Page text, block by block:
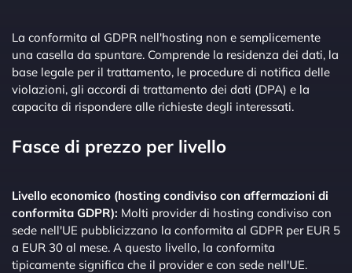
La conformita al GDPR nell'hosting non e semplicemente
una casella da spuntare. Comprende la residenza dei dati, la
base legale per il trattamento, le procedure di notifica delle
violazioni, gli accordi di trattamento dei dati (DPA) e la
capacita di rispondere alle richieste degli interessati.
Fasce di prezzo per livello
Livello economico (hosting condiviso con affermazioni di
conformita GDPR): Molti provider di hosting condiviso con
sede nell'UE pubblicizzano la conformita al GDPR per EUR 5
a EUR 30 al mese. A questo livello, la conformita
tipicamente significa che il provider e con sede nell'UE.